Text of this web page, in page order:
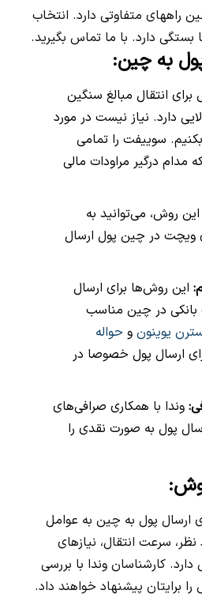
راههای متفاوتی دارد. انتخاب
بستگی دارد. با ما تماس بگیرید.
به چین:
انتقال مبالغ سنگین
دارد. نیاز نیست در مورد
سوییفت را تمامی
مدام درگیر مراودات مالی
روش، می‌توانید به
در چین پول ارسال
این روش‌ها برای ارسال
بانکی در چین مناسب
یوینونو حواله
ارسال پول خصوصا در
وندا با همکاری صرافی‌های
پول به صورت نقدی را
ارسال پول به چین به عوامل
سرعت انتقال، نیازهای
کارشناسان وندا با بررسی
برایتان پیشنهاد خواهند داد.